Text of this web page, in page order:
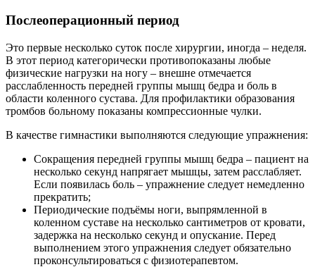
Послеоперационный период
Это первые несколько суток после хирургии, иногда – неделя.
В этот период категорически противопоказаны любые
физические нагрузки на ногу – внешне отмечается
расслабленность передней группы мышц бедра и боль в
области коленного сустава. Для профилактики образования
тромбов больному показаны компрессионные чулки.
В качестве гимнастики выполняются следующие упражнения:
Сокращения передней группы мышц бедра – пациент на
несколько секунд напрягает мышцы, затем расслабляет.
Если появилась боль – упражнение следует немедленно
прекратить;
Периодические подъёмы ноги, выпрямленной в
коленном суставе на несколько сантиметров от кровати,
задержка на несколько секунд и опускание. Перед
выполнением этого упражнения следует обязательно
проконсультироваться с физиотерапевтом.